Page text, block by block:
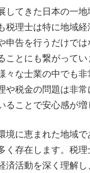
してきた日本の一
税理士は特に地域
申告を行うだけで
ことにも繋がって
々な士業の中でも
や税金の問題は非
ることで安心感が
境に恵まれた地域
く存在します。税
済活動を深く理解